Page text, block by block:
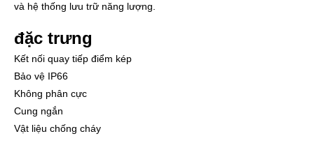
và hệ thống lưu trữ năng lượng.
đặc trưng
Kết nối quay tiếp điểm kép
Bảo vệ IP66
Không phân cực
Cung ngắn
Vật liệu chống cháy